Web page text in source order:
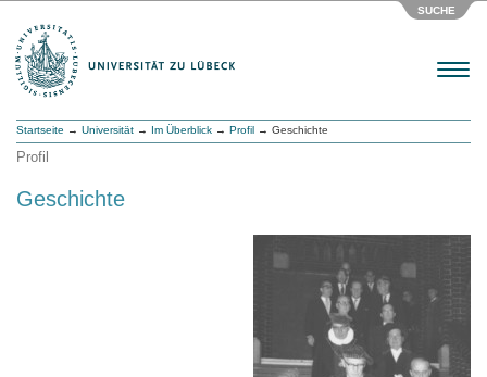
SUCHE
Menu
Startseite → Universität → Im Überblick → Profil → Geschichte
Profil
Geschichte